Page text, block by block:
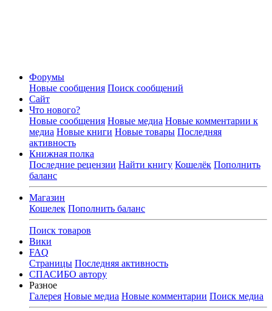
Форумы
Новые сообщения Поиск сообщений
Сайт
Что нового?
Новые сообщения Новые медиа Новые комментарии к
медиа Новые книги Новые товары Последняя
активность
Книжная полка
Последние рецензии Найти книгу Кошелёк Пополнить
баланс
Магазин
Кошелек Пополнить баланс
Поиск товаров
Вики
FAQ
Страницы Последняя активность
СПАСИБО автору
Разное
Галерея Новые медиа Новые комментарии Поиск медиа